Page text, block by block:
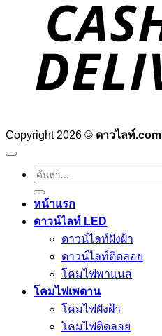
Copyright 2026 © ดาวไลท์.com
ค้นหา:
หน้าแรก
ดาวน์ไลท์ LED
ดาวน์ไลท์ฝังฝ้า
ดาวน์ไลท์ติดลอย
โคมไฟพาแนล
โคมไฟเพดาน
โคมไฟฝังฝ้า
โคมไฟติดลอย